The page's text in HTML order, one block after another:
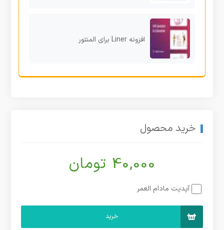
افزونه Liner برای المنتور
خرید محصول
40,000 تومان
آپدیت مادام العمر
خرید